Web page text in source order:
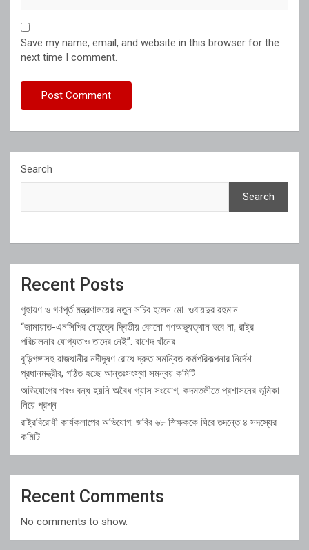
Save my name, email, and website in this browser for the
next time I comment.
Search
Search
Recent Posts
গৃহায়ণ ও গণপূর্ত মন্ত্রণালয়ের নতুন সচিব হলেন মো. ওবায়দুর রহমান
“জামায়াত-এনসিপির নেতৃত্বে দ্বিতীয় কোনো গণঅভ্যুত্থান হবে না, রাষ্ট্র
পরিচালনার যোগ্যতাও তাদের নেই”: রাশেদ খাঁনের
বুড়িগঙ্গাসহ রাজধানীর নদীদূষণ রোধে দ্রুত সমন্বিত কর্মপরিকল্পনার নির্দেশ
প্রধানমন্ত্রীর, গঠিত হচ্ছে আন্তঃসংস্থা সমন্বয় কমিটি
অভিযোগের পরও বন্ধ হয়নি অবৈধ গ্যাস সংযোগ, কদমতলীতে প্রশাসনের ভূমিকা
নিয়ে প্রশ্ন
রাষ্ট্রবিরোধী কার্যকলাপের অভিযোগ: জবির ৬৮ শিক্ষককে ঘিরে তদন্তে ৪ সদস্যের
কমিটি
Recent Comments
No comments to show.